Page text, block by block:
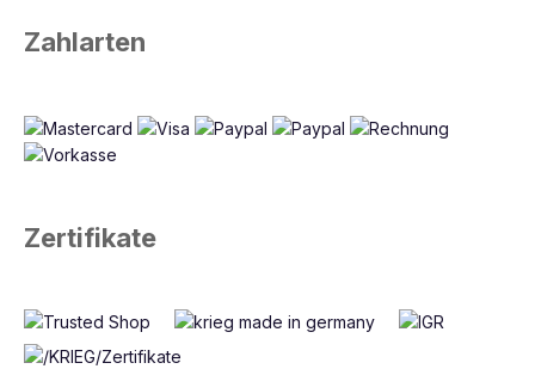
Zahlarten
Zertifikate